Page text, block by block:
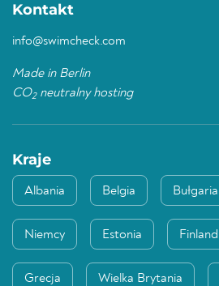
Kontakt
info@swimcheck.com
Made in Berlin
CO2neutralny hosting
Kraje
Albania Belgia Bułgaria
Niemcy Estonia
Grecja Wielka Brytania